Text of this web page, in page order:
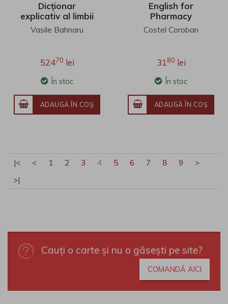
Dicționar
explicativ al limbii
române actuale -
Vasile Bahnaru
52470 lei
În stoc
ADAUGĂ ÎN COŞ
English for
Pharmacy
Students
Costel Coroban
3180 lei
În stoc
ADAUGĂ ÎN COŞ
|< < 1 2 3 4 5 6 7 8 9
>
>|
Cauți o carte și nu o găsești pe site?
COMANDĂ AICI